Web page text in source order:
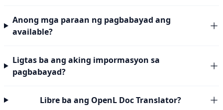
Anong mga paraan ng pagbabayad ang
available?
Ligtas ba ang aking impormasyon sa
pagbabayad?
Libre ba ang OpenL Doc Translator?